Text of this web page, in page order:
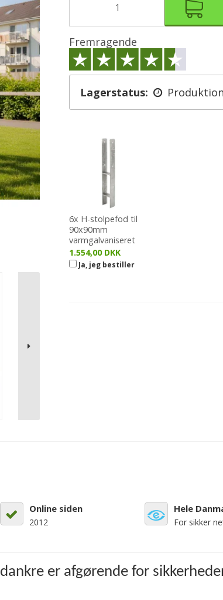
Fremragende
Lagerstatus:
6x H-stolpefod til
90x90mm
varmgalvaniseret
1.554,00 DKK
Ja, jeg bestiller
Online siden
2012
Hele
For sikker
er afgørende for